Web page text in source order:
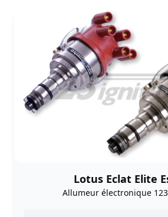
Lotus Eclat Elite
Allumeur électronique